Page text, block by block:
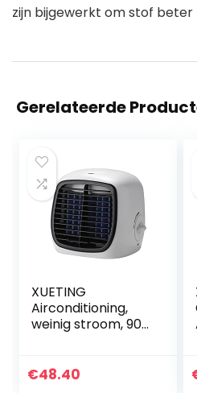
zijn bijgewerkt om stof beter
Gerelateerde
XUETING
Airconditioning,
weinig stroom, 90
airconditioning,
€48.40